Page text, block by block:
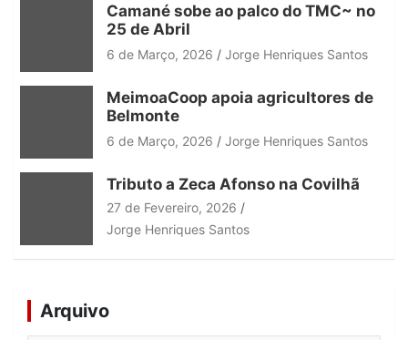
Camané sobe ao palco do TMC~ no
25 de Abril
6 de Março, 2026 Jorge Henriques Santos
MeimoaCoop apoia agricultores de
Belmonte
6 de Março, 2026 Jorge Henriques Santos
Tributo a Zeca Afonso na Covilhã
27 de Fevereiro, 2026
Jorge Henriques Santos
Arquivo